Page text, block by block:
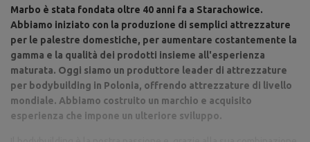
Marbo è stata fondata oltre 40 anni fa a Starachowice.
Abbiamo iniziato con la produzione di semplici attrezzature
per le palestre domestiche, per aumentare costantemente la
gamma e la qualità dei prodotti insieme all'esperienza
maturata. Oggi siamo un produttore leader di attrezzature
per bodybuilding in Polonia, offrendo attrezzature di livello
mondiale. Abbiamo costruito un marchio e acquisito
esperienza che impone un ulteriore sviluppo.